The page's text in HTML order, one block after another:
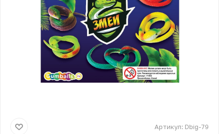
Артикул: Dbig-79